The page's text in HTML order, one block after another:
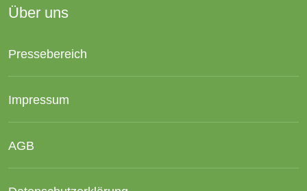
Über uns
Pressebereich
Impressum
AGB